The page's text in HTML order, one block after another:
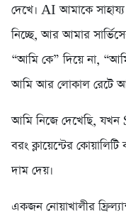
দেখে। AI আমাকে
নিচ্ছে, আর আমার
“আমি কে” দিয়ে না,
আমি আর লোকাল রেটে
আমি নিজে দেখেছি,
বরং ক্লায়েন্টের কোয়ালিটি
দাম দেয়।
একজন নোয়াখালীর